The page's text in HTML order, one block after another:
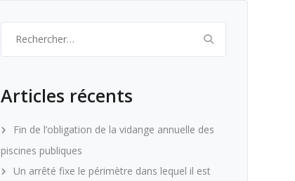
Articles récents
Fin de l’obligation de la vidange annuelle des
piscines publiques
Un arrêté fixe le périmètre dans lequel il est